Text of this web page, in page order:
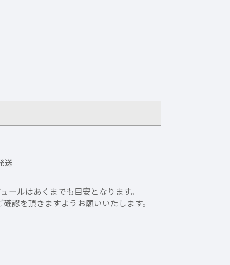
送
ールはあくまでも目安となります。
認を頂きますようお願いいたします。